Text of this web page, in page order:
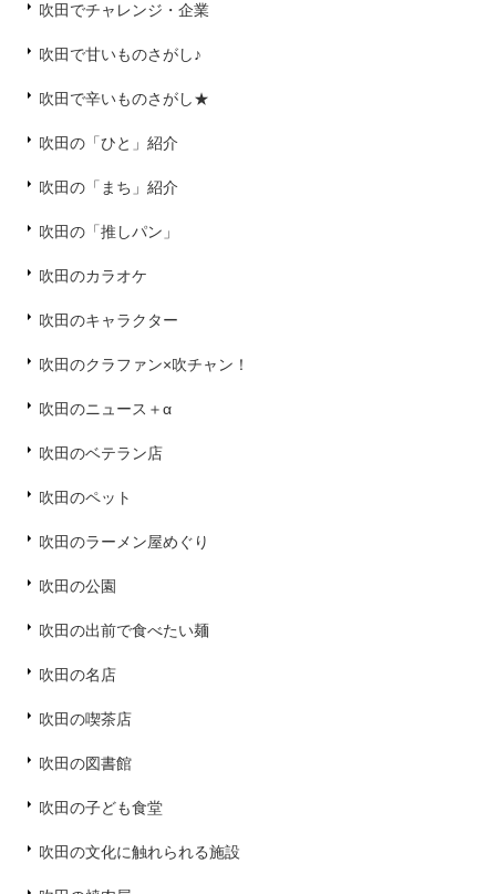
吹田でチャレンジ・企業
吹田で甘いものさがし♪
吹田で辛いものさがし★
吹田の「ひと」紹介
吹田の「まち」紹介
吹田の「推しパン」
吹田のカラオケ
吹田のキャラクター
吹田のクラファン×吹チャン！
吹田のニュース＋α
吹田のベテラン店
吹田のペット
吹田のラーメン屋めぐり
吹田の公園
吹田の出前で食べたい麺
吹田の名店
吹田の喫茶店
吹田の図書館
吹田の子ども食堂
吹田の文化に触れられる施設